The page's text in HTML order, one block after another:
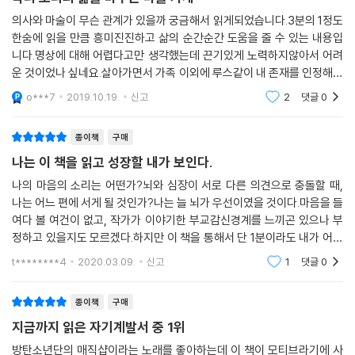
정은 끊임없는 자기반성이 아니라 초월의 여정이다. 증권 거래인들이 중개
기술을 사용하는 데는 이유가 있다. 이런 기술을 통해 그들은 더욱 집중하
게 되고, 그뿐 아니라 때로 안타까운 경우가 있긴 해도 더욱 냉담한 태도를
유지할 수 있다. 이것이 바로 루스가 나한테 마음으로 그려 보기를 가르쳐
주기 전에 경고한 점이다. 그렇다. 우리는, 우리가 바라는 건 뭐든 만들어
낼 수 있다. 하지만 우리가 그렇게 만들어 낼 만한 가치가 있는 게 무엇인지
--- p.272~273
루스가 나한테 가르쳐 준 마술의 클라이맥스는, 진실로 우리 삶을 더 나은
방향으로 바꾸고 탈바꿈하는 유일한 방법은 다른 사람들의 삶을 바꾸고 탈
바꿈하게 하는 것뿐이라는 궁극의 통찰이었다. 루스는 나에게 기법을 가르
쳐 주고 제대로 된 연습을 시켜 주었다. 하지만 그보다 기꺼이 시간을 내서
가르쳐 주고 자신의 시간과 관심을 오롯이 내줌으로써 이 세상에 존재하는
다. 연민은 우리 각자 마음의 상처뿐 아니라 주변 사람들의 마음까지 치유
할 수 있는 힘을 지녔다. 그것은 가장 큰 선물이자 가장 위대한 마술이다.
--- p.274
꿈을 현실로 만드는 뇌의 마술을 배우라.”
흡인력 있는 스토리와
실용적인 비법이 담긴 ‘페이지 터너’
탐구, 그리고 실용적인 마술 비법이 교차하며 전개되는 독특한 형식의 ‘페
이지 터너’다. 이 책의 저자이자 주인공인 짐 도티는 어린 시절 캘리포니아
고원 사막 지역 랭커스터의 가난한 가정에서 자랐다. 아버지는 알코올 중
독자였고, 어머니는 뇌졸중과 만성 우울증으로 자살 시도를 일삼았다. 자
존감 없는 아이였던 그가 자신의 존재를 특별하다고 느끼는 유일한 순간은
마술을 연습할 때뿐이다. 하지만 열두 살 되던 어느 여름날, 그는 우연히 들
른 동네 마술가게에서 루스라는 할머니를 만나 눈속임이 아닌 정말로 자신
을 특별하게 만드는 마술을 배우게 된다. 그것은 바로 뇌와 마음의 힘을 조
운 비법이었다.
이 경험을 통해 그는 저명한 신경외과 의사이자, 의료용 기계 ‘사이버나이
의사와 마술이 무슨 관계가 있을까 궁금해서 읽게되었습니다.3분의 1정도
한숨에 읽을 만큼 흥미진진하고 삶의 순간순간 도움을 줄 수 있는 내용입
니다.명상에 대해 어렵다고만 생각했는데 끈기있게 노력하지않아서 어려
운 것이었나 싶네요.살아가면서 가족 이외에 루스같이 내 존재를 인정해주
고 귀하게 여겨주는 이를 만날 수 있을까요? 나와 만나는 사람을 따뜻하고
온화한 마음으로
o***7 2019.10.19. 신고 2 댓글0
종이책 구매
나는 이 책을 읽고 성장할 내가 보인다.
나의 마음의 소리는 어떤가?뇌와 심장이 서로 다른 의견으로 충돌할 때,
나는 어느 편에 서게 될 것인가?나는 늘 뇌가 우선이였을 것이다.마음을 들
여다 볼 여건이 없고, 작가가 이야기한 부교감신경계를 느끼곤 있으나 부
정하고 있을지도 모르겠다.하지만 이 책을 통해서 단 1분이라도 내가 어떤
사람이고, 내가 지금 행하고 있는 길이 어느 길에 도달할지, 그 과정에서 내
t********4 2020.03.09. 신고 1 댓글0
종이책 구매
지금까지 읽은 자기계발서 중 1위
방탄소년단의 매직샵이라는 노래를 좋아하는데 이 책이 모티브라기에 사